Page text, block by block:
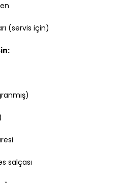
(servis için)
salçası